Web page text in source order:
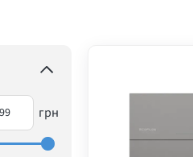
грн